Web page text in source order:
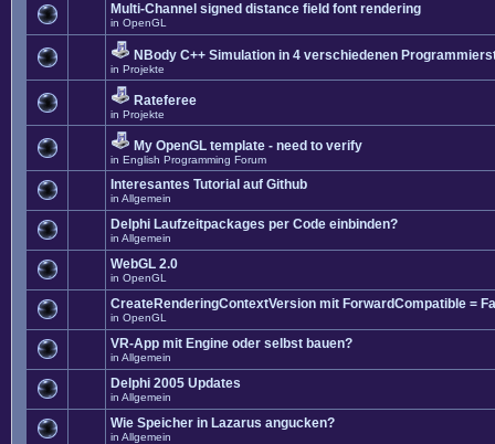
Multi-Channel signed distance field font rendering
in OpenGL
NBody C++ Simulation in 4 verschiedenen
in Projekte
Rateferee
in Projekte
My OpenGL template - need to verify
in English Programming Forum
Interesantes Tutorial auf Github
in Allgemein
Delphi Laufzeitpackages per Code einbinden?
in Allgemein
WebGL 2.0
in OpenGL
CreateRenderingContextVersion mit ForwardCompatible =
in OpenGL
VR-App mit Engine oder selbst bauen?
in Allgemein
Delphi 2005 Updates
in Allgemein
Wie Speicher in Lazarus angucken?
in Allgemein